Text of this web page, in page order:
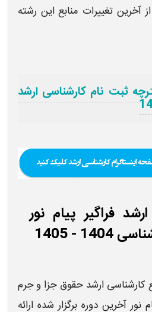
از آخرین تغییرات منابع این رشته
ثبت نام کارشناسی ارشد
فراگیر پیام نور
- 1405
کارشناسی ارشد حقوق جزا و جرم
نورآخرین دوره برگزار شده ارائه